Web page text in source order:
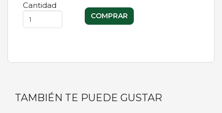
Cantidad
TAMBIÉN TE PUEDE GUSTAR